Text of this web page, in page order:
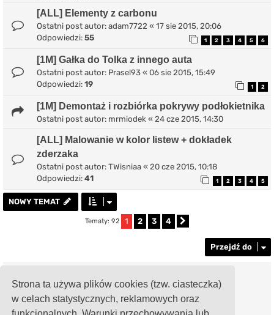
Strona ta używa plików cookies (tzw. ciasteczka)
w celach statystycznych, reklamowych oraz
[ALL] Elementy z carbonu
Ostatni post autor: adam7722 « 17 sie 2015, 20:06
Odpowiedzi: 55 1 2 3 4 5 6
[1M] Gałka do Tolka z innego auta
Ostatni post autor: Prasel93 « 06 sie 2015, 15:49
Odpowiedzi: 19 1 2
[1M] Demontaż i rozbiórka pokrywy podłokietnika
Ostatni post autor: mrmiodek « 24 cze 2015, 14:30
[ALL] Malowanie w kolor listew + dokładek
zderzaka
Ostatni post autor: TWisniaa « 20 cze 2015, 10:18
Odpowiedzi: 41 1 2 3 4 5
NOWY TEMAT
Tematy: 92 1 2 3 4
Przejdź do
Nie możesz tworzyć nowych tematów
Nie możeszodpowiadać w tematach
Nie możesz zmieniać swoich postów